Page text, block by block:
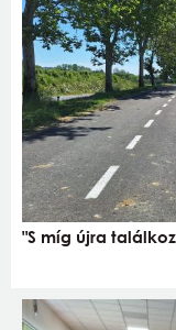
"S míg újra